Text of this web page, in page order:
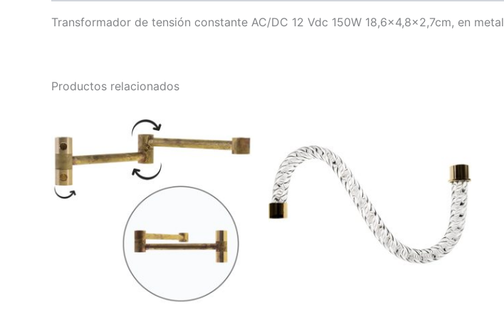
Transformador de tensión constante AC/DC 12 Vdc 150W 18,6×4,8×2,7cm, en metal
Productos relacionados